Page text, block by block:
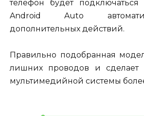
телефон будет
Android Auto
дополнительных действий.
Правильно подобранная
лишних проводов и сделает
мультимедийной системы